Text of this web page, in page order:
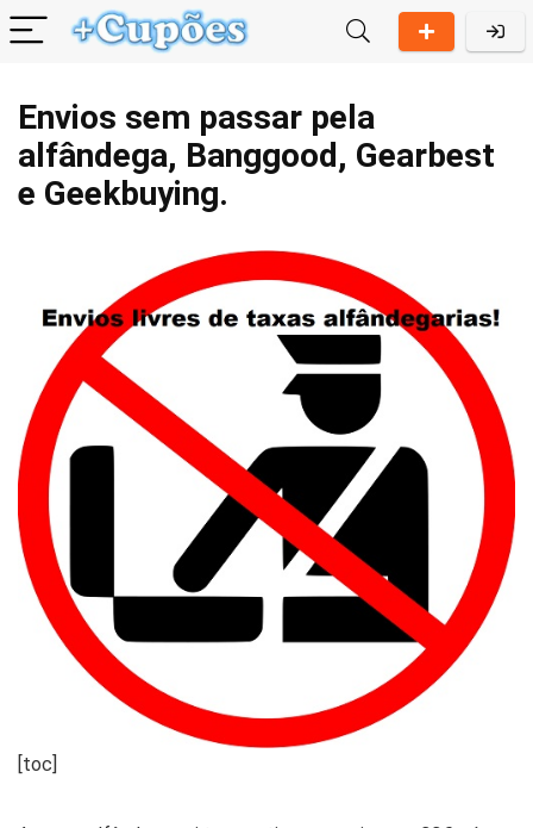
Envios sem passar pela
alfândega, Banggood, Gearbest
e Geekbuying.
[toc]